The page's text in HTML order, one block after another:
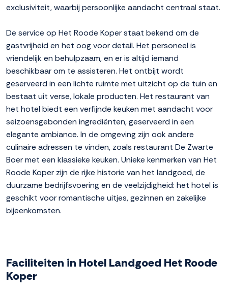
exclusiviteit, waarbij persoonlijke aandacht centraal staat.
De service op Het Roode Koper staat bekend om de
gastvrijheid en het oog voor detail. Het personeel is
vriendelijk en behulpzaam, en er is altijd iemand
beschikbaar om te assisteren. Het ontbijt wordt
geserveerd in een lichte ruimte met uitzicht op de tuin en
bestaat uit verse, lokale producten. Het restaurant van
het hotel biedt een verfijnde keuken met aandacht voor
seizoensgebonden ingrediënten, geserveerd in een
elegante ambiance. In de omgeving zijn ook andere
culinaire adressen te vinden, zoals restaurant De Zwarte
Boer met een klassieke keuken. Unieke kenmerken van Het
Roode Koper zijn de rijke historie van het landgoed, de
duurzame bedrijfsvoering en de veelzijdigheid: het hotel is
geschikt voor romantische uitjes, gezinnen en zakelijke
bijeenkomsten.
Faciliteiten in Hotel Landgoed Het Roode
Koper